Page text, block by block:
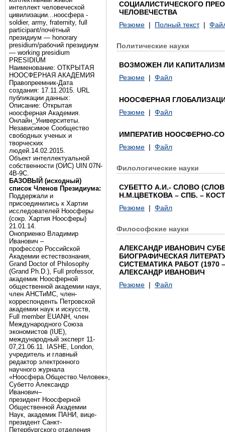
интеллект человеческой
цивилизации...ноосфера -
soldier, army, fraternity, full
participant/почётный
президиум — honorary
presidium/рабочий президиум
— working presidium
PRESIDIUM
Наименование: ОТКРЫТАЯ
НООСФЕРНАЯ АКАДЕМИЯ
Правопреемник-Дата
создания: 17.11.2015. URL
публикации данных:
Описание: Открытая
ноосферная Академия.
Онлайн_Университеты.
Независимое Сообщество
свободных ученых и
творческих
людей.14.02.2015.
Объект интеллектуальной
собственности (ОИС) UIN 07N-
4B-9C.
БАЗОВЫЙ (исходный)
список Членов Президиума:
Поддержали и
присоединились к Хартии
исследователей Ноосферы
(сокр. Хартия Ноосферы)
21.01.14.
Оноприенко Владимир
Иванович –
профессор Российской
Академии естествознания,
Grand Doctor of Philosophy
(Grand Ph.D.), Full professor,
академик Ноосферной
общественной академии наук,
член АНСТиМС, член-
корреспонденть Петровской
академии наук и искусств,
Full member EUANH, член
Международного Союза
экономистов (IUE),
международный эксперт 11-
07,21.06.11. IASHE, London,
учредитель и главный
редактор электронного
научного журнала
«Ноосфера.Общество.Человек»,
Субетто Александр
Иванович–
президент Ноосферной
Общественной Академии
Наук, академик ПАНИ, вице-
президент Санкт-
Петербургского отделения
СОЦИАЛИСТИЧЕСКОГО
ЧЕЛОВЕЧЕСТВА
Резюме | Полный текст|
Политические науки
ВОЗМОЖЕН ЛИ
Резюме | Файл
НООСФЕРНАЯ
Резюме | Файл
ИМПЕРАТИВ НООСФЕРНО-
Резюме | Файл
Филологические науки
СУБЕТТО А.И.- СЛОВО
Н.М.ЦВЕТКОВА – СПБ. –
Резюме | Файл
Философские науки
АЛЕКСАНДР ИВАНОВИЧ
БИОГРАФИЧЕСКАЯ
СИСТЕМАТИКА РАБОТ (1970
АЛЕКСАНДР ИВАНОВИЧ
Резюме | Файл